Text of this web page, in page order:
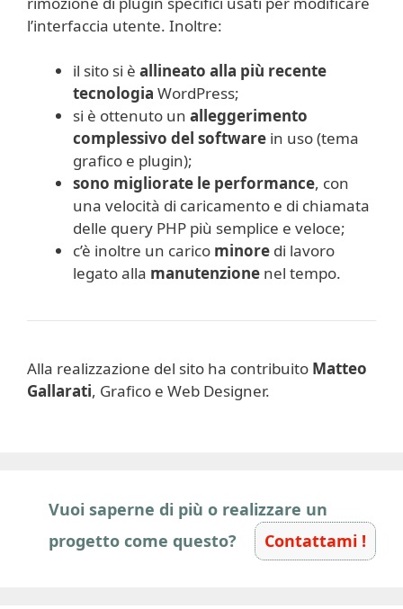
l’interfaccia utente. Inoltre:
il sito si è allineato alla più recente
tecnologia WordPress;
si è ottenuto un alleggerimento
complessivo del software in uso (tema
grafico e plugin);
sono migliorate le performance, con
una velocità di caricamento e di chiamata
delle query PHP più semplice e veloce;
c’è inoltre un carico minore di lavoro
legato alla manutenzione nel tempo.
Alla realizzazione del sito ha contribuito Matteo
Gallarati, Grafico e Web Designer.
Vuoi saperne di più o realizzare un
progetto come questo?
Contattami !